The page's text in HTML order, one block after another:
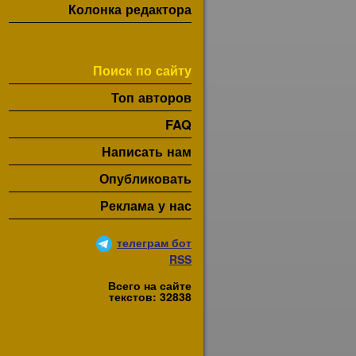
Колонка редактора
Поиск по сайту
Топ авторов
FAQ
Написать нам
Опубликовать
Реклама у нас
телеграм бот
RSS
Всего на сайте
текстов: 32838